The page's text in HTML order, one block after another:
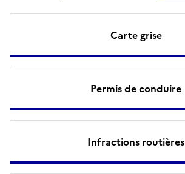
Carte grise
Permis de conduire
Infractions routières